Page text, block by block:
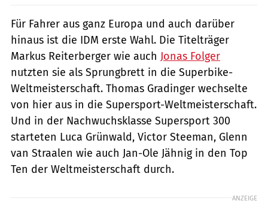
Für Fahrer aus ganz Europa und auch darüber
hinaus ist die IDM erste Wahl. Die Titelträger
Markus Reiterberger wie auch Jonas Folger
nutzten sie als Sprungbrett in die Superbike-
Weltmeisterschaft. Thomas Gradinger wechselte
von hier aus in die Supersport-Weltmeisterschaft.
Und in der Nachwuchsklasse Supersport 300
starteten Luca Grünwald, Victor Steeman, Glenn
van Straalen wie auch Jan-Ole Jähnig in den Top
Ten der Weltmeisterschaft durch.
ANZEIGE